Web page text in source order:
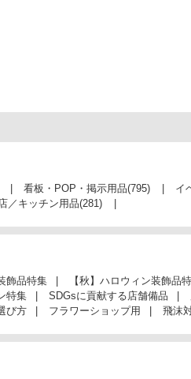
看板・POP・掲示用品(795) イ
／キッチン用品(281)
飾品特集 【秋】ハロウィン装飾品
特集 SDGsに貢献する店舗備品
び方 フラワーショップ用 飛沫